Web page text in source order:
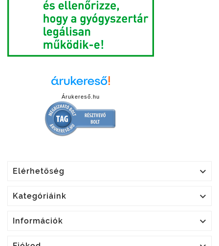
Árukereső.hu
Elérhetőség 
Kategóriáink 
Információk 